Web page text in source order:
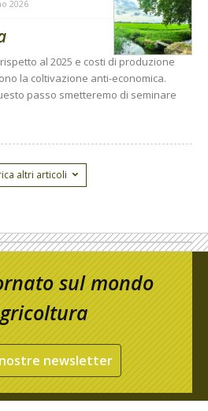
2026
al 2025 e costi di produzione
la coltivazione anti-economica.
passo smetteremo di seminare
altri articoli
sul mondo
newsletter